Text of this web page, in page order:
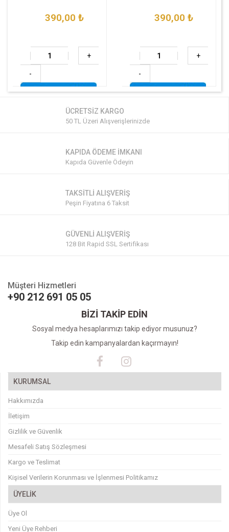
390,00 ₺
+
-
390,00 ₺
+
-
ÜCRETSİZ KARGO
50 TL Üzeri Alışverişlerinizde
KAPIDA ÖDEME İMKANI
Kapıda Güvenle Ödeyin
TAKSİTLİ ALIŞVERİŞ
Peşin Fiyatına 6 Taksit
GÜVENLİ ALIŞVERİŞ
128 Bit Rapid SSL Sertifikası
Müşteri Hizmetleri
+90 212 691 05 05
BİZİ TAKİP EDİN
Sosyal medya hesaplarımızı takip ediyor musunuz?
Takip edin kampanyalardan kaçırmayın!
KURUMSAL
Hakkımızda
İletişim
Gizlilik ve Güvenlik
Mesafeli Satış Sözleşmesi
Kargo ve Teslimat
Kişisel Verilerin Korunması ve İşlenmesi Politikamız
ÜYELİK
Üye Ol
Yeni Üye Rehberi